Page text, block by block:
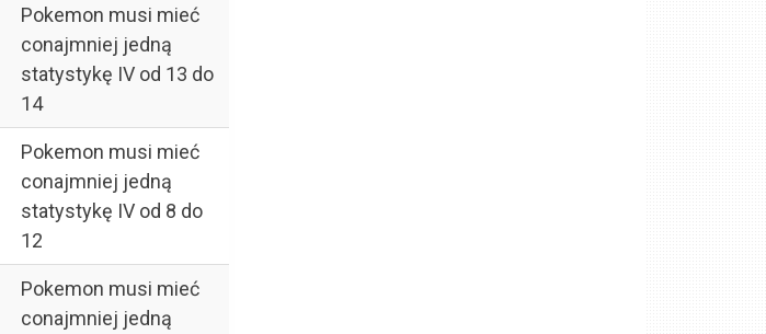
Pokemon musi mieć
conajmniej jedną
statystykę IV od 13 do
14
Pokemon musi mieć
conajmniej jedną
statystykę IV od 8 do
12
Pokemon musi mieć
conajmniej jedną